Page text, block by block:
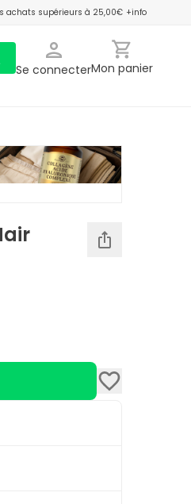
achats supérieurs à 25,00€ +info
Se connecterMon panier